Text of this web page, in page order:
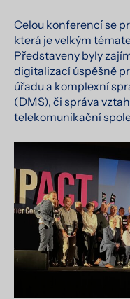
Celou konferencí se
která je velkým
Představeny byly
digitalizací úspěšně
úřadu a komplexní
(DMS), či správa
telekomunikační